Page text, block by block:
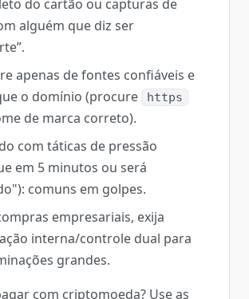
do cartão ou capturas de
alguém que diz ser
apenas de fontes confiáveis e
o domínio (procure
https
de marca correto).
com táticas de pressão
em 5 minutos ou será
comuns em golpes.
empresariais, exija
interna/controle dual para
grandes.
com criptomoeda? Use as